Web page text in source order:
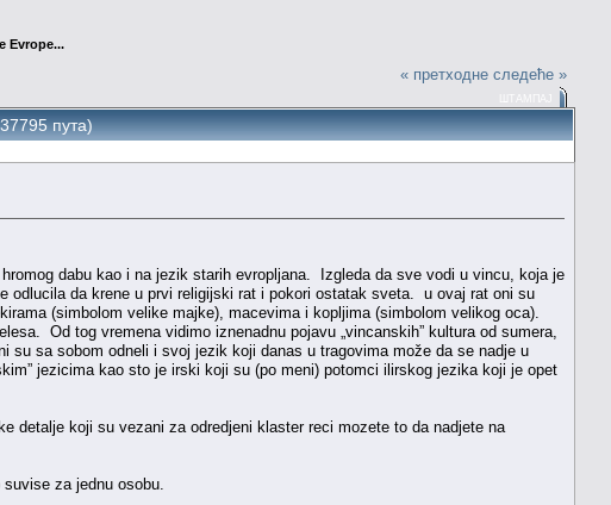
Evrope...
« претходне следеће »
пута)
dabu kao i na jezik starih evropljana. Izgleda da sve vodi u vincu, koja je
odlucila da krene u prvi religijski rat i pokori ostatak sveta. u ovaj rat oni su
(simbolom velike majke), macevima i kopljima (simbolom velikog oca).
Od tog vremena vidimo iznenadnu pojavu „vincanskih” kultura od sumera,
sa sobom odneli i svoj jezik koji danas u tragovima može da se nadje u
jezicima kao sto je irski koji su (po meni) potomci ilirskog jezika koji je opet
detalje koji su vezani za odredjeni klaster reci mozete to da nadjete na
za jednu osobu.